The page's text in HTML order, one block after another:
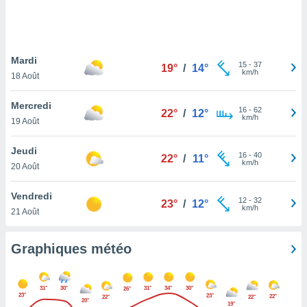
pas
de
à
cas,
que
sur le
ne
Mardi
18 Août
19° / 14° 15- 37
km/h
Mercredi
19 Août
22° / 12° 16- 62
km/h
Jeudi
20 Août
22° / 11° 16- 40
km/h
Vendredi
21 Août
23° / 12° 12- 32
km/h
Graphiques météo
23°
31°
30°
20°
22°
26° 31° 34°
30°
23°
19°
22° 22°